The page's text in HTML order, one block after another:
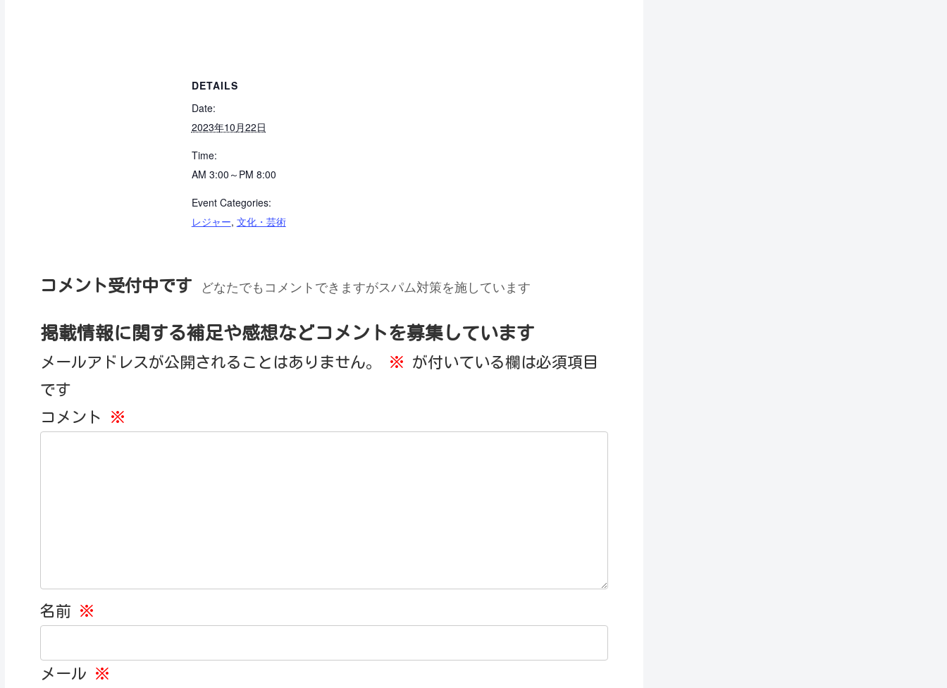
DETAILS
Date:
2023年10月22日
Time:
AM 3:00～PM 8:00
Event Categories:
レジャー, 文化・芸術
コメント受付中です どなたでもコメントできますがスパム対策を施しています
掲載情報に関する補足や感想などコメントを募集しています
メールアドレスが公開されることはありません。 ※ が付いている欄は必須項目
です
コメント
※
名前 ※
メール ※